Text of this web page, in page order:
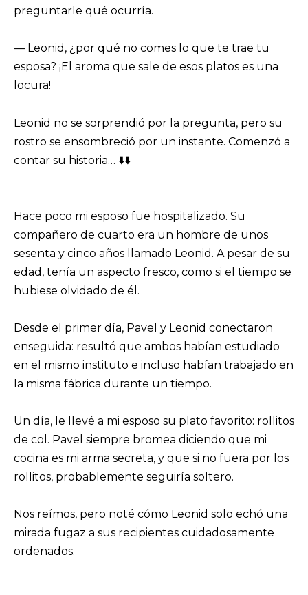
preguntarle qué ocurría.
— Leonid, ¿por qué no comes lo que te trae tu
esposa? ¡El aroma que sale de esos platos es una
locura!
Leonid no se sorprendió por la pregunta, pero su
rostro se ensombreció por un instante. Comenzó a
contar su historia… ⬇️⬇️
Hace poco mi esposo fue hospitalizado. Su
compañero de cuarto era un hombre de unos
sesenta y cinco años llamado Leonid. A pesar de su
edad, tenía un aspecto fresco, como si el tiempo se
hubiese olvidado de él.
Desde el primer día, Pavel y Leonid conectaron
enseguida: resultó que ambos habían estudiado
en el mismo instituto e incluso habían trabajado en
la misma fábrica durante un tiempo.
Un día, le llevé a mi esposo su plato favorito: rollitos
de col. Pavel siempre bromea diciendo que mi
cocina es mi arma secreta, y que si no fuera por los
rollitos, probablemente seguiría soltero.
Nos reímos, pero noté cómo Leonid solo echó una
mirada fugaz a sus recipientes cuidadosamente
ordenados.